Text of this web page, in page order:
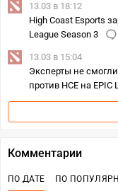
13.03 в 18:12
High Coast Esports
League Season 3
13.03 в 15:04
Эксперты не
против HCE на EPIC
Комментарии
ПО ДАТЕ ПО